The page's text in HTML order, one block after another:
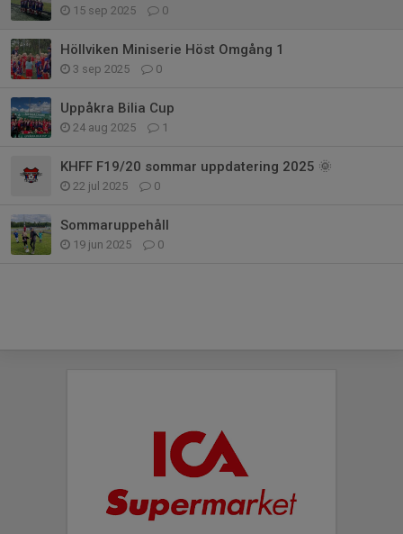
15 sep 2025 0
Höllviken Miniserie Höst Omgång 1
3 sep 2025 0
Uppåkra Bilia Cup
24 aug 2025 1
KHFF F19/20 sommar uppdatering 2025 🌞
22 jul 2025 0
Sommaruppehåll
19 jun 2025 0